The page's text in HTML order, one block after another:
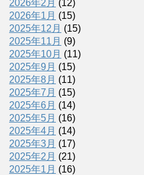
2026年2月 (12)
2026年1月 (15)
2025年12月 (15)
2025年11月 (9)
2025年10月 (11)
2025年9月 (15)
2025年8月 (11)
2025年7月 (15)
2025年6月 (14)
2025年5月 (16)
2025年4月 (14)
2025年3月 (17)
2025年2月 (21)
2025年1月 (16)